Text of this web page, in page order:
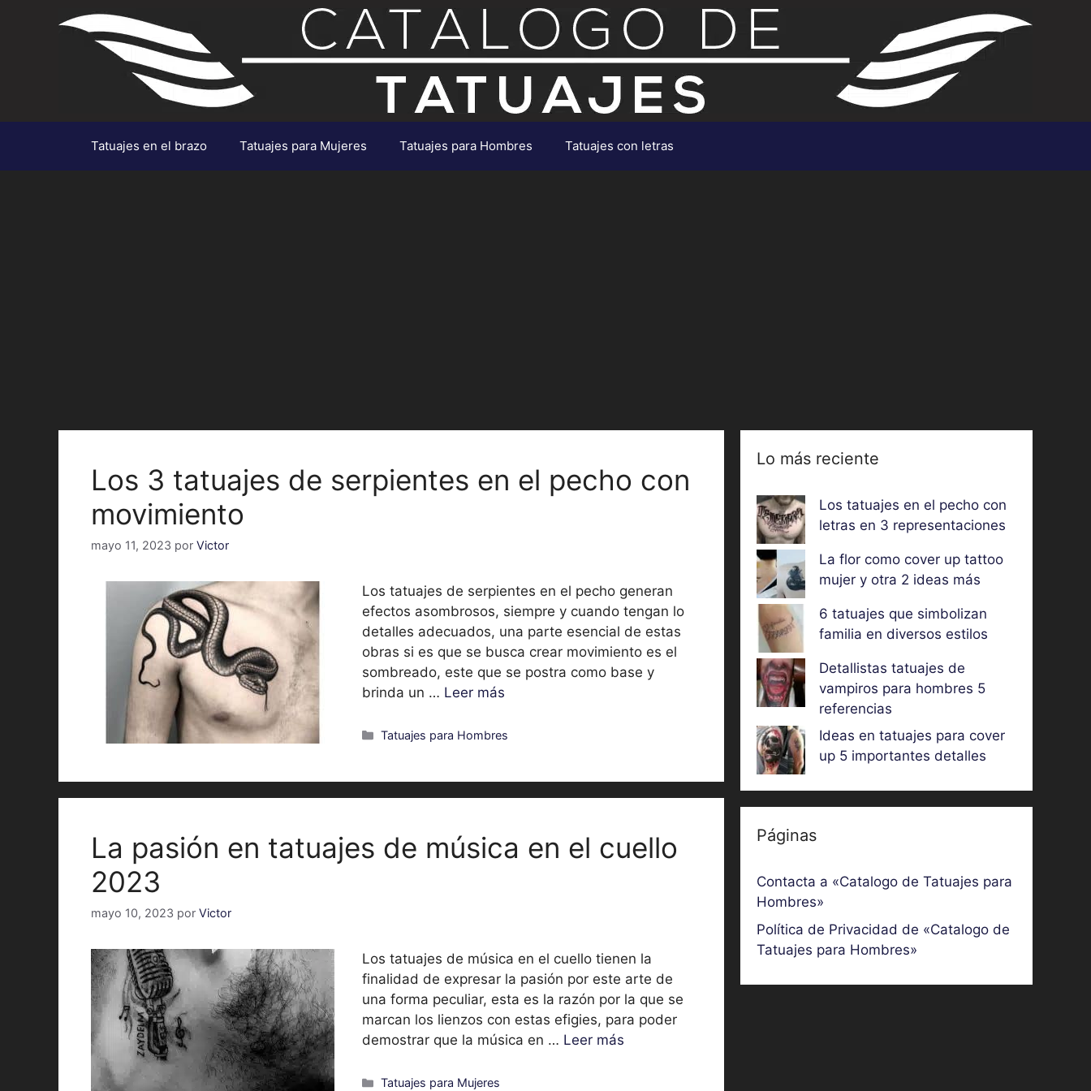
Tatuajes en el brazo Tatuajes para Mujeres Tatuajes para Hombres Tatuajes con letras
Los 3 tatuajes de serpientes en el pecho con
movimiento
mayo 11, 2023 por Victor
Los tatuajes de serpientes en el pecho generan
efectos asombrosos, siempre y cuando tengan lo
detalles adecuados, una parte esencial de estas
obras si es que se busca crear movimiento es el
sombreado, este que se postra como base y
brinda un … Leer más
Categorías
Tatuajes para Hombres
La pasión en tatuajes de música en el cuello
2023
mayo 10, 2023 por Victor
Los tatuajes de música en el cuello tienen la
finalidad de expresar la pasión por este arte de
una forma peculiar, esta es la razón por la que se
marcan los lienzos con estas efigies, para poder
demostrar que la música en … Leer más
Categorías
Tatuajes para Mujeres
Lo más reciente
Los tatuajes en el pecho con
letras en 3 representaciones
La flor como cover up tattoo
mujer y otra 2 ideas más
6 tatuajes que simbolizan
familia en diversos estilos
Detallistas tatuajes de
vampiros para hombres 5
referencias
Ideas en tatuajes para cover
up 5 importantes detalles
Páginas
Contacta a «Catalogo de Tatuajes para
Hombres»
Política de Privacidad de «Catalogo de
Tatuajes para Hombres»